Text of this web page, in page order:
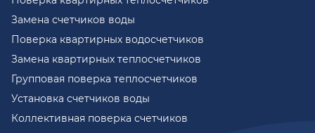
Замена счетчиков воды
Поверка квартирных водосчетчиков
Замена квартирных теплосчетчиков
Групповая поверка теплосчетчиков
Установка счетчиков воды
Коллективная поверка счетчиков